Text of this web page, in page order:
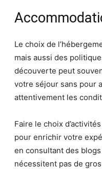
Le choix de
mais aussi des
découverte peut
votre séjour sans pour
attentivement les
Faire le choix
pour enrichir votre
en consultant des
nécessitent pas de